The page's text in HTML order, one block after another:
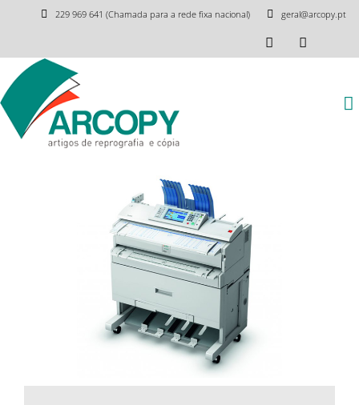
229 969 641 (Chamada para a rede fixa nacional) geral@arcopy.pt